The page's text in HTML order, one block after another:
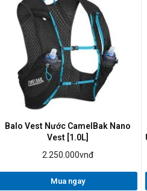
Balo Vest Nước CamelBak Nano
Vest [1.0L]
2.250.000vnđ
Mua ngay